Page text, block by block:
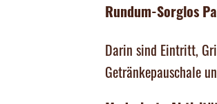
Rundum-Sorglos
Darin sind Eintritt,
Getränkepauschale